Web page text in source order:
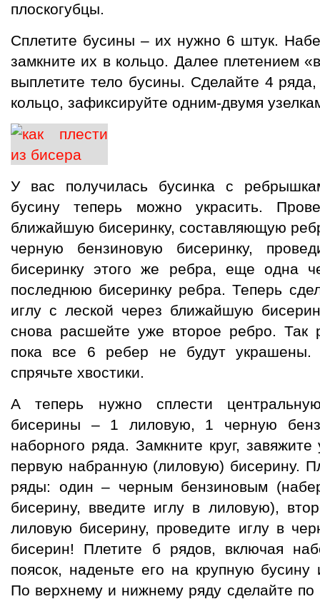
плоскогубцы.
Сплетите бусины – их нужно 6 штук.
замкните их в кольцо. Далее плетением
выплетите тело бусины. Сделайте 4
кольцо, зафиксируйте одним-двумя
У вас получилась бусинка с
бусину теперь можно украсить.
ближайшую бисеринку, составляющую
черную бензиновую бисеринку,
бисеринку этого же ребра, еще одна
последнюю бисеринку ребра. Теперь
иглу с леской через ближайшую
снова расшейте уже второе ребро. Так
пока все 6 ребер не будут украшены.
спрячьте хвостики.
А теперь нужно сплести
бисерины – 1 лиловую, 1 черную
наборного ряда. Замкните круг,
первую набранную (лиловую) бисерину.
ряды: один – черным бензиновым
бисерину, введите иглу в лиловую),
лиловую бисерину, проведите иглу в
бисерин! Плетите б рядов, включая
поясок, наденьте его на крупную
По верхнему и нижнему ряду сделайте